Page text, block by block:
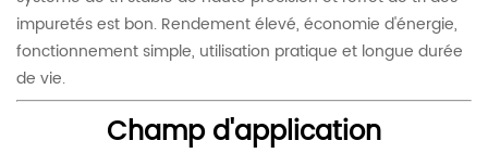
impuretés est bon. Rendement élevé, économie d'énergie,
fonctionnement simple, utilisation pratique et longue durée
de vie.
Champ d'application